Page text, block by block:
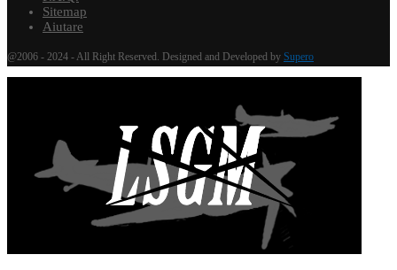
Sitemap
Aiutare
@2006 - 2024 - All Right Reserved. Designed and Developed by Supero